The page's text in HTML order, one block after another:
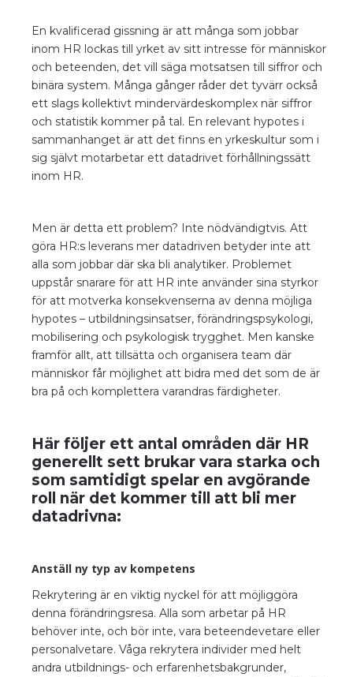
En kvalificerad gissning är att många som jobbar
inom HR lockas till yrket av sitt intresse för människor
och beteenden, det vill säga motsatsen till siffror och
binära system. Många gånger råder det tyvärr också
ett slags kollektivt mindervärdeskomplex när siffror
och statistik kommer på tal. En relevant hypotes i
sammanhanget är att det finns en yrkeskultur som i
sig självt motarbetar ett datadrivet förhållningssätt
inom HR.
Men är detta ett problem? Inte nödvändigtvis. Att
göra HR:s leverans mer datadriven betyder inte att
alla som jobbar där ska bli analytiker. Problemet
uppstår snarare för att HR inte använder sina styrkor
för att motverka konsekvenserna av denna möjliga
hypotes – utbildningsinsatser, förändringspsykologi,
mobilisering och psykologisk trygghet. Men kanske
framför allt, att tillsätta och organisera team där
människor får möjlighet att bidra med det som de är
bra på och komplettera varandras färdigheter.
Här följer ett antal områden där HR
generellt sett brukar vara starka och
som samtidigt spelar en avgörande
roll när det kommer till att bli mer
datadrivna:
Anställ ny typ av kompetens
Rekrytering är en viktig nyckel för att möjliggöra
denna förändringsresa. Alla som arbetar på HR
behöver inte, och bör inte, vara beteendevetare eller
personalvetare. Våga rekrytera individer med helt
andra utbildnings- och erfarenhetsbakgrunder,